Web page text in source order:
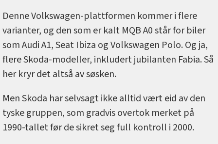
Denne Volkswagen-plattformen kommer i flere
varianter, og den som er kalt MQB A0 står for biler
som Audi A1, Seat Ibiza og Volkswagen Polo. Og ja,
flere Skoda-modeller, inkludert jubilanten Fabia. Så
her kryr det altså av søsken.
Men Skoda har selvsagt ikke alltid vært eid av den
tyske gruppen, som gradvis overtok merket på
1990-tallet før de sikret seg full kontroll i 2000.